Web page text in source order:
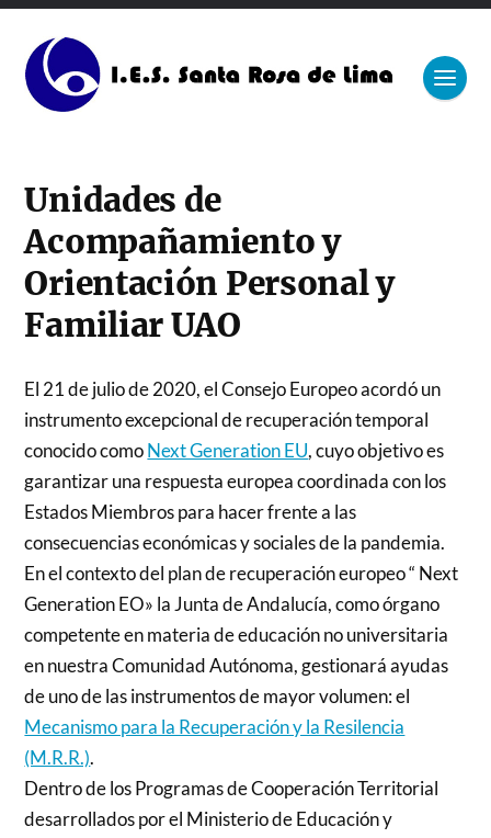
Unidades de
Acompañamiento y
Orientación Personal y
Familiar UAO
El 21 de julio de 2020, el Consejo Europeo acordó un
instrumento excepcional de recuperación temporal
conocido comoNext Generation EU, cuyo objetivo es
garantizar una respuesta europea coordinada con los
Estados Miembros para hacer frente a las
consecuencias económicas y sociales de la pandemia.
En el contexto del plan de recuperación europeo “ Next
Generation EO» la Junta de Andalucía, como órgano
competente en materia de educación no universitaria
en nuestra Comunidad Autónoma, gestionará ayudas
de uno de las instrumentos de mayor volumen: el
Mecanismo para la Recuperación y la Resilencia
(M.R.R.).
Dentro de los Programas de Cooperación Territorial
desarrollados por el Ministerio de Educación y